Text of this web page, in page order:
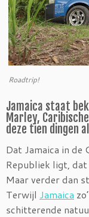
Roadtrip!
Jamaica staat
Marley,
deze tien dingen
Dat Jamaica in de
Republiek ligt, dat
Maar verder dan
Terwijl Jamaica
schitterende